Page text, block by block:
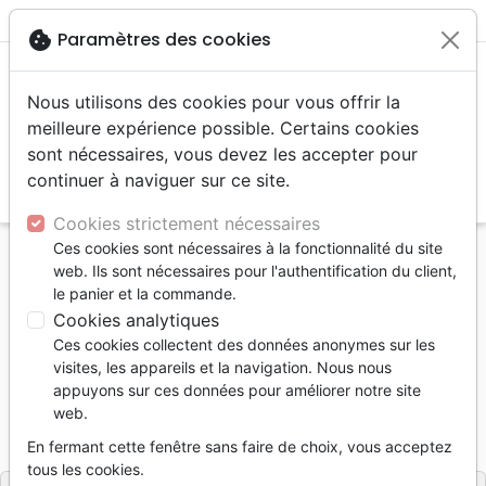
menu
Accueil Livres
Personne, santé
Guérison, relation d'aide
Comment chasser les démons
Comment chasser les démons
Chriss Campion
Référence
EditeurCCLIVRES
cookie Paramètres des cookies
Nous utilisons des cookies pour vous offrir la
meilleure expérience possible. Certains cookies
sont nécessaires, vous devez les accepter pour
continuer à naviguer sur ce site.
Cookies strictement nécessaires
Ces cookies sont nécessaires à la fonctionnalité du site
web. Ils sont nécessaires pour l'authentification du client,
le panier et la commande.
Cookies analytiques
Ces cookies collectent des données anonymes sur les
visites, les appareils et la navigation. Nous nous
appuyons sur ces données pour améliorer notre site
web.
En fermant cette fenêtre sans faire de choix, vous acceptez
tous les cookies.